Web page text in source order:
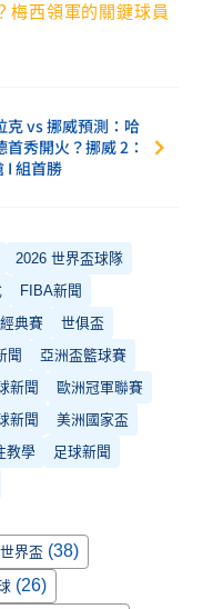
梅西領軍的關鍵球員
克 vs 挪威預測：哈
首秀開火？挪威 2：
I 組首勝
2026 世界盃球隊
FIBA新聞
典賽
世俱盃
聞
亞洲盃籃球賽
新聞
歐洲冠軍聯賽
新聞
美洲國家盃
教學
足球新聞
世界盃 (38)
(26)